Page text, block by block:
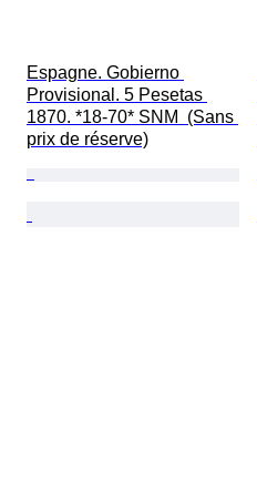
Espagne. Gobierno
Provisional. 5 Pesetas
1870. *18-70* SNM  (Sans
prix de réserve)